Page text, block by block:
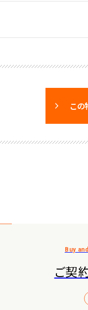
こ
ご契